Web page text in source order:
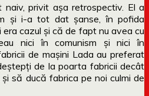
naiv, privit așa retrospectiv. El a
și i-a tot dat șanse, în pofida
cazul și că de fapt nu avea cu
nici în comunism și nici în
de mașini Lada au preferat
de la poarta fabricii decât
să ducă fabrica pe noi culmi de